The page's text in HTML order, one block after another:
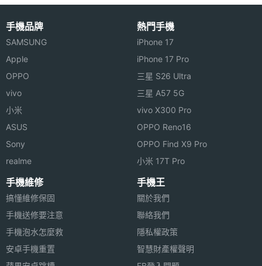
◎ 5.1 吋重達 118 克拉的第 5 代堅固藍寶石水晶保護
◎ 4.7 吋 1080P 明亮式，高對比度螢幕、1,920 x
1,080pixels 螢幕解析度
◎ 採用 Android 4.4 KitKat 作業系統
◎ 內建 Qualcomm Snapdragon 801, 2.3GHz 四核
處理器
◎ 後置式自動對焦 1,300 萬畫素相機和雙 LED 閃光
燈、210 萬畫素 Skype 兼容前置鏡頭
◎ 支援 A-GPS + 指南針 / 陀螺儀和加速器 / Qi 兼容
無線充電 / 藍牙 v4.0 + LE
◎ 支援 CSR Aptx 高品質音訊編碼技術 / NFC 支援包
括嵌入式和 SIM 卡配置的安全組件
◎ 支援 4G LTE / Wi-Fi 802.11 a,b,g,n,ac inc 無線網
路與熱點 / USB On-The-Go 技術
解析度
主相機
畫素
主相機
感光元
件
手機品牌
SAMSUNG
Apple
OPPO
vivo
小米
ASUS
Sony
realme
熱門手機
iPhone 17
iPhone 17 Pro
三星 S26 Ultra
三星 A57 5G
vivo X300 Pro
OPPO Reno16
OPPO Find X9 Pro
小米 17T Pro
手機維修
搞懂維修保固
手機送修要注意
手機泡水怎麼救
安卓手機重置
手機王
關於我們
聯絡我們
隱私權政策
智慧財產權聲明